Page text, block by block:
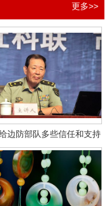
更多>>
边防部队多些信任和支持